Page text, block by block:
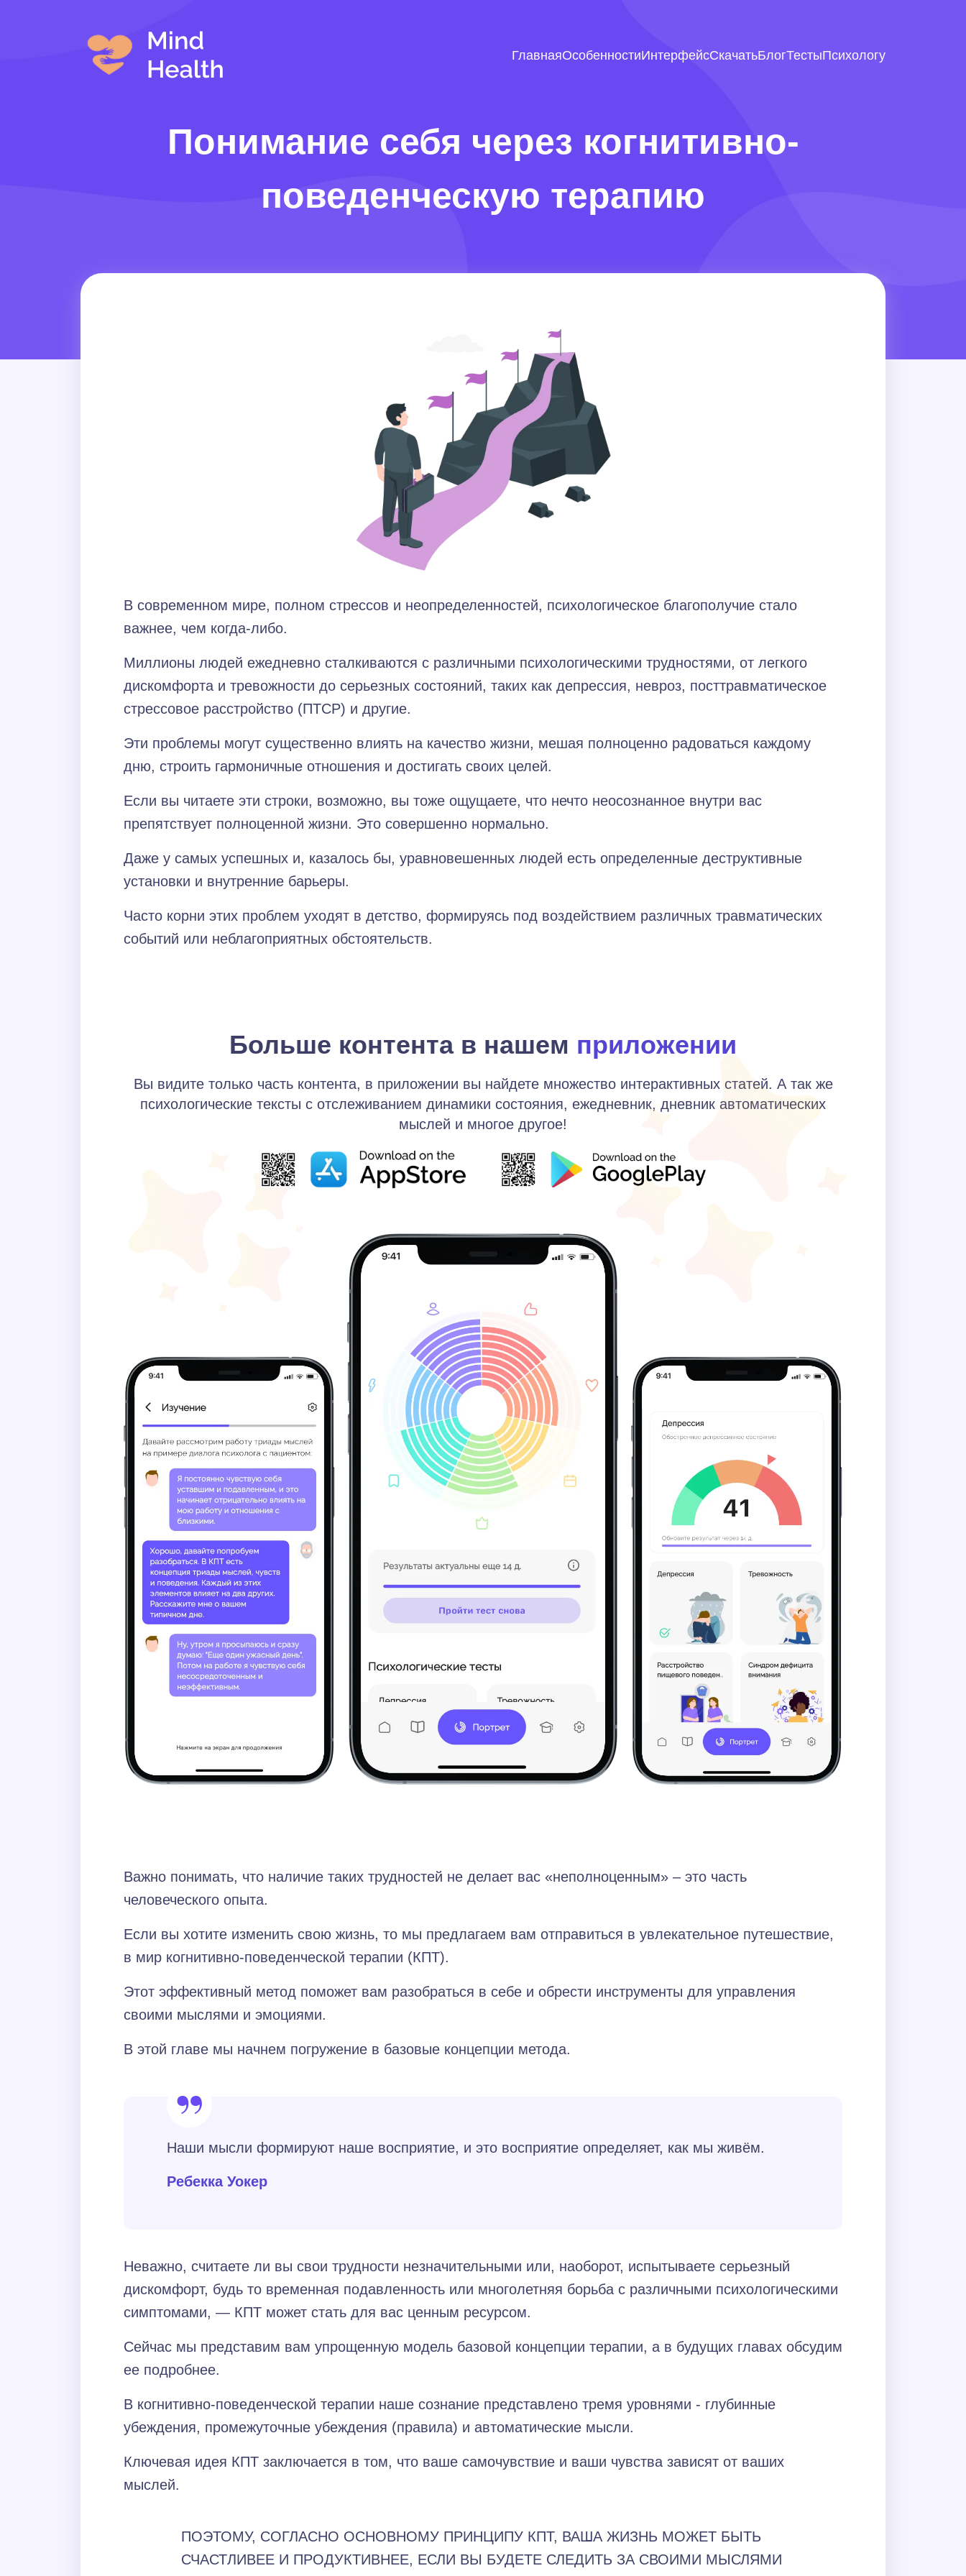
ГлавнаяОсобенностиИнтерфейсСкачатьБлогТестыПсихологу
Понимание себя через когнитивно-
поведенческую терапию
В современном мире, полном стрессов и неопределенностей, психологическое благополучие стало
важнее, чем когда-либо.
Миллионы людей ежедневно сталкиваются с различными психологическими трудностями, от легкого
дискомфорта и тревожности до серьезных состояний, таких как депрессия, невроз, посттравматическое
стрессовое расстройство (ПТСР) и другие.
Эти проблемы могут существенно влиять на качество жизни, мешая полноценно радоваться каждому
дню, строить гармоничные отношения и достигать своих целей.
Если вы читаете эти строки, возможно, вы тоже ощущаете, что нечто неосознанное внутри вас
препятствует полноценной жизни. Это совершенно нормально.
Даже у самых успешных и, казалось бы, уравновешенных людей есть определенные деструктивные
установки и внутренние барьеры.
Часто корни этих проблем уходят в детство, формируясь под воздействием различных травматических
событий или неблагоприятных обстоятельств.
Больше контента в нашем приложении
Вы видите только часть контента, в приложении вы найдете множество интерактивных статей. А так же
психологические тексты с отслеживанием динамики состояния, ежедневник, дневник автоматических
мыслей и многое другое!
Важно понимать, что наличие таких трудностей не делает вас «неполноценным» – это часть
человеческого опыта.
Если вы хотите изменить свою жизнь, то мы предлагаем вам отправиться в увлекательное путешествие,
в мир когнитивно-поведенческой терапии (КПТ).
Этот эффективный метод поможет вам разобраться в себе и обрести инструменты для управления
своими мыслями и эмоциями.
В этой главе мы начнем погружение в базовые концепции метода.
Наши мысли формируют наше восприятие, и это восприятие определяет, как мы живём.
Ребекка Уокер
Неважно, считаете ли вы свои трудности незначительными или, наоборот, испытываете серьезный
дискомфорт, будь то временная подавленность или многолетняя борьба с различными психологическими
симптомами, — КПТ может стать для вас ценным ресурсом.
Сейчас мы представим вам упрощенную модель базовой концепции терапии, а в будущих главах обсудим
ее подробнее.
В когнитивно-поведенческой терапии наше сознание представлено тремя уровнями - глубинные
убеждения, промежуточные убеждения (правила) и автоматические мысли.
Ключевая идея КПТ заключается в том, что ваше самочувствие и ваши чувства зависят от ваших
мыслей.
ПОЭТОМУ, СОГЛАСНО ОСНОВНОМУ ПРИНЦИПУ КПТ, ВАША ЖИЗНЬ МОЖЕТ БЫТЬ
СЧАСТЛИВЕЕ И ПРОДУКТИВНЕЕ, ЕСЛИ ВЫ БУДЕТЕ СЛЕДИТЬ ЗА СВОИМИ МЫСЛЯМИ